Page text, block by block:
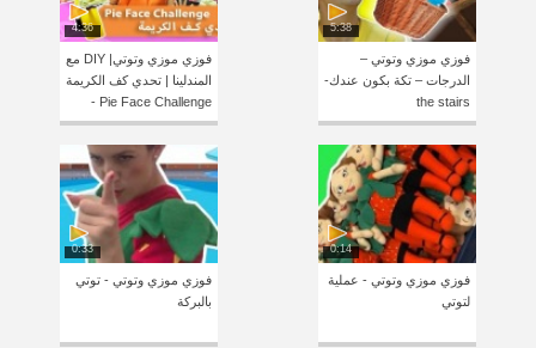
5:38
فوزي موزي وتوتي –
الدرجات – تكة بكون عندك-
the stairs
4:36
فوزي موزي وتوتي| DIY مع
المندلينا | تحدي كف الكريمة
Pie Face Challenge -
0:14
فوزي موزي وتوتي - عملية
لتوتي
0:33
فوزي موزي وتوتي - توتي
بالبركة